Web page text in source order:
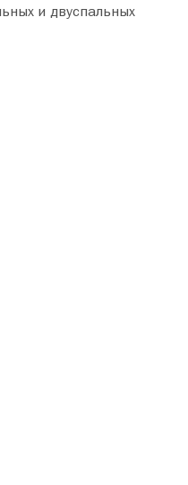
и двуспальных